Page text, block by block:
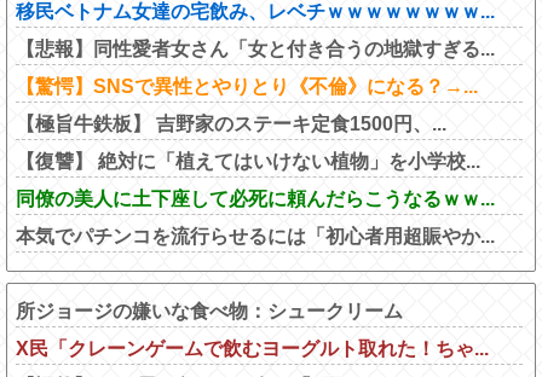
移民ベトナム女達の宅飲み、レベチｗｗｗｗｗｗｗｗ...
【悲報】同性愛者女さん「女と付き合うの地獄すぎる...
【驚愕】SNSで異性とやりとり《不倫》になる？→...
【極旨牛鉄板】 吉野家のステーキ定食1500円、...
【復讐】 絶対に「植えてはいけない植物」を小学校...
同僚の美人に土下座して必死に頼んだらこうなるｗｗ...
本気でパチンコを流行らせるには「初心者用超賑やか...
所ジョージの嫌いな食べ物：シュークリーム
X民「クレーンゲームで飲むヨーグルト取れた！ちゃ...